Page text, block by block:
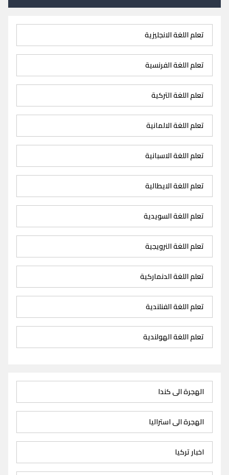
تعلم اللغة الانجليزية
تعلم اللغة الفرنسية
تعلم اللغة التركية
تعلم اللغة الالمانية
تعلم اللغة الاسبانية
تعلم اللغة الايطالية
تعلم اللغة السويدية
تعلم اللغة النرويجية
تعلم اللغة الدنماركية
تعلم اللغة الفنلندية
تعلم اللغة الهولندية
الهجرة الى كندا
الهجرة الى استراليا
اخبار تركيا